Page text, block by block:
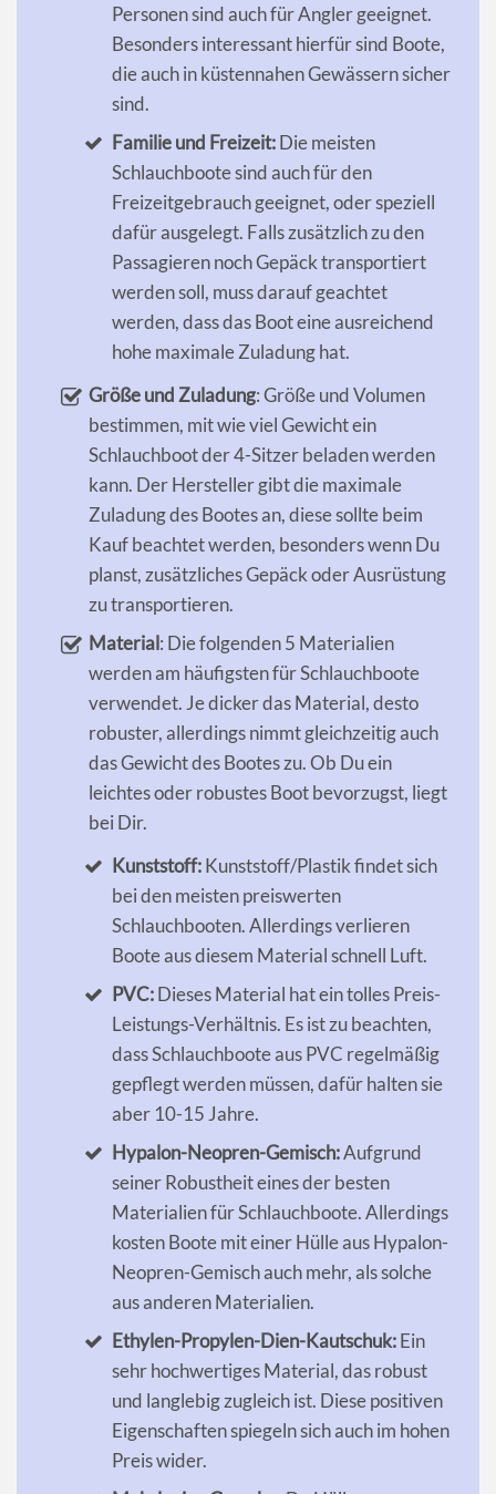
Personen sind auch für Angler geeignet.
Besonders interessant hierfür sind Boote,
die auch in küstennahen Gewässern sicher
sind.
Familie und Freizeit:Die meisten
Schlauchboote sind auch für den
Freizeitgebrauch geeignet, oder speziell
dafür ausgelegt. Falls zusätzlich zu den
Passagieren noch Gepäck transportiert
werden soll, muss darauf geachtet
werden, dass das Boot eine ausreichend
hohe maximale Zuladung hat.
Größe und Zuladung: Größe und Volumen
bestimmen, mit wie viel Gewicht ein
Schlauchboot der 4-Sitzer beladen werden
kann. Der Hersteller gibt die maximale
Zuladung des Bootes an, diese sollte beim
Kauf beachtet werden, besonders wenn Du
planst, zusätzliches Gepäck oder Ausrüstung
zu transportieren.
Material: Die folgenden 5 Materialien
werden am häufigsten für Schlauchboote
verwendet. Je dicker das Material, desto
robuster, allerdings nimmt gleichzeitig auch
das Gewicht des Bootes zu. Ob Du ein
leichtes oder robustes Boot bevorzugst, liegt
bei Dir.
Kunststoff:Kunststoff/Plastik findet sich
bei den meisten preiswerten
Schlauchbooten. Allerdings verlieren
Boote aus diesem Material schnell Luft.
PVC:Dieses Material hat ein tolles Preis-
Leistungs-Verhältnis. Es ist zu beachten,
dass Schlauchboote aus PVC regelmäßig
gepflegt werden müssen, dafür halten sie
aber 10-15 Jahre.
Hypalon-Neopren-Gemisch:Aufgrund
seiner Robustheit eines der besten
Materialien für Schlauchboote. Allerdings
kosten Boote mit einer Hülle aus Hypalon-
Neopren-Gemisch auch mehr, als solche
aus anderen Materialien.
Ethylen-Propylen-Dien-Kautschuk:Ein
sehr hochwertiges Material, das robust
und langlebig zugleich ist. Diese positiven
Eigenschaften spiegeln sich auch im hohen
Preis wider.